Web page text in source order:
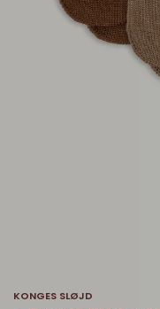
KONGES SLØJD